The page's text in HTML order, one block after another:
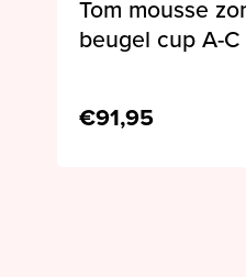
Tom mousse
beugel cup A-C
€91,95